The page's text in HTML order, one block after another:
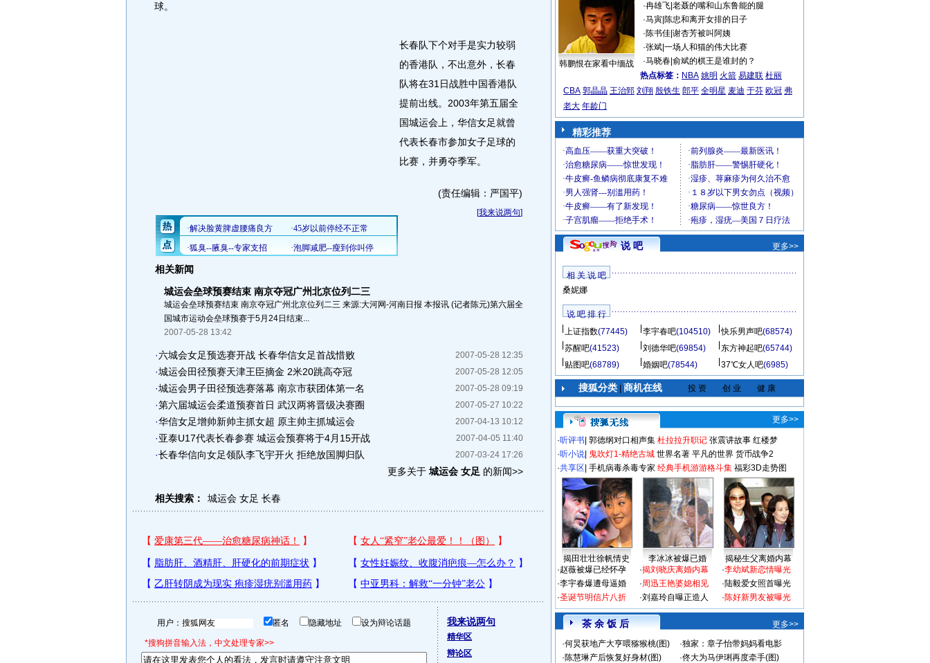
球。
长春队下个对手是实力较弱
的香港队，不出意外，长春
队将在31日战胜中国香港队
提前出线。2003年第五届全
国城运会上，华信女足就曾
代表长春市参加女子足球的
比赛，并勇夺季军。
(责任编辑：严国平)
[我来说两句]
相关新闻
城运会垒球预赛结束 南京夺冠广州北京位列二三
城运会垒球预赛结束 南京夺冠广州北京位列二三 来源:大河网-河南日报 本报讯 (记者陈元)第六届全
国城市运动会垒球预赛于5月24日结束...
2007-05-28 13:42
2007-05-28 12:35
·六城会女足预选赛开战 长春华信女足首战惜败
2007-05-28 12:05
·城运会田径预赛天津王臣摘金 2米20跳高夺冠
2007-05-28 09:19
·城运会男子田径预选赛落幕 南京市获团体第一名
2007-05-27 10:22
·第六届城运会柔道预赛首日 武汉两将晋级决赛圈
2007-04-13 10:12
·华信女足增帅新帅主抓女超 原主帅主抓城运会
2007-04-05 11:40
·亚泰U17代表长春参赛 城运会预赛将于4月15开战
2007-03-24 17:26
·长春华信向女足领队李飞宇开火 拒绝放国脚归队
更多关于 城运会 女足 的新闻>>
相关搜索： 城运会 女足 长春
用户： 匿名 隐藏地址 设为辩论话题
*搜狗拼音输入法，中文处理专家>>
我来说两句
精华区
辩论区
韩鹏恨在家看中缅战
·冉雄飞| 老聂的嘴和山东鲁能的腿
·马寅| 陈忠和离开女排的日子
·陈书佳| 谢杏芳被叫阿姨
·张斌| 一场人和猫的伟大比赛
·马晓春| 俞斌的棋王是谁封的？
热点标签： NBA 姚明 火箭 易建联 杜丽
CBA 郭晶晶 王治郅 刘翔 殷铁生 郎平 全明星 麦迪 于芬 欧冠 弗
老大 年龄门
精彩推荐
说 吧 更多>>
相 关 说 吧
桑妮娜
说 吧 排 行
上证指数(77445) 李宇春吧(104510) 快乐男声吧(68574)
苏醒吧(41523) 刘德华吧(69854) 东方神起吧(65744)
贴图吧(68789) 婚姻吧(78544) 37℃女人吧(6985)
搜狐分类| 商机在线 投 资 创 业 健 康
更多>>
·听评书 郭德纲对口相声集 杜拉拉升职记 张震讲故事 红楼梦
·听小说 鬼吹灯1-精绝古城 世界名著 平凡的世界 货币战争2
·共享区 手机病毒杀毒专家 经典手机游游格斗集 福彩3D走势图
揭田壮壮徐帆情史 李冰冰被爆已婚
揭秘生父离婚内幕
·赵薇被爆已经怀孕
·李宇春爆遭母逼婚
·圣诞节明信片八折
·揭刘晓庆离婚内幕
·周迅王艳婆媳相见
·刘嘉玲自曝正造人
·李幼斌新恋情曝光
·陆毅爱女照首曝光
·陈好新男友被曝光
茶 余 饭 后
更多>>
·何炅获地产大亨喂猕猴桃(图) ·独家：章子怡带妈妈看电影
·陈慧琳产后恢复好身材(图) ·佟大为马伊琍再度牵手(图)